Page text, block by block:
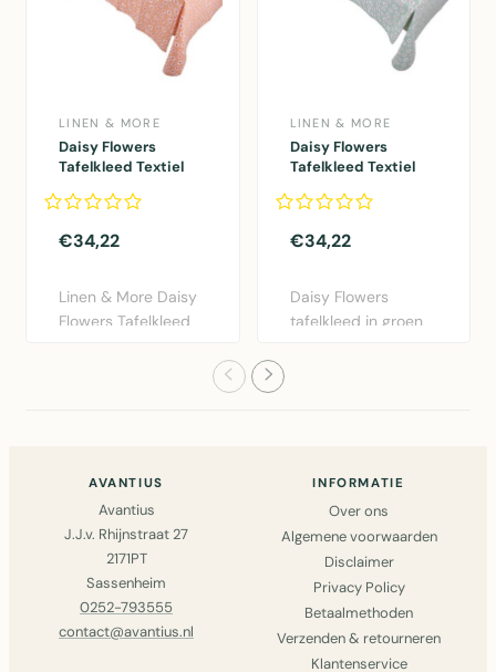
LINEN & MORE
Daisy Flowers
Tafelkleed Textiel
€34,22
Linen & More Daisy
Flowers Tafelkleed
LINEN & MORE
Daisy Flowers
Tafelkleed Textiel
€34,22
Daisy Flowers
tafelkleed in groen
AVANTIUS
Avantius
J.J.v. Rhijnstraat 27
2171PT
Sassenheim
0252-793555
contact@avantius.nl
INFORMATIE
Over ons
Algemene voorwaarden
Disclaimer
Privacy Policy
Betaalmethoden
Verzenden & retourneren
Klantenservice